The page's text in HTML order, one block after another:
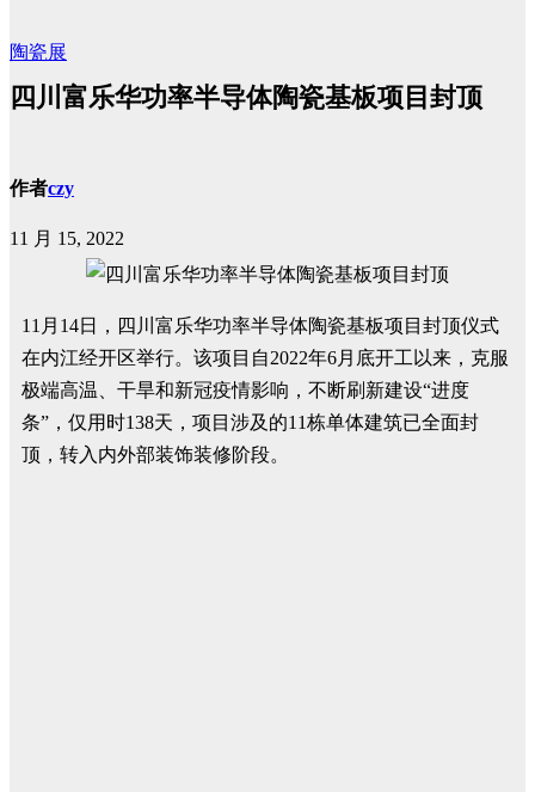
陶瓷展
四川富乐华功率半导体陶瓷基板项目封顶
作者czy
11 月 15, 2022
11月14日，四川富乐华功率半导体陶瓷基板项目封顶仪式
在内江经开区举行。该项目自2022年6月底开工以来，克服
极端高温、干旱和新冠疫情影响，不断刷新建设“进度
条”，仅用时138天，项目涉及的11栋单体建筑已全面封
顶，转入内外部装饰装修阶段。